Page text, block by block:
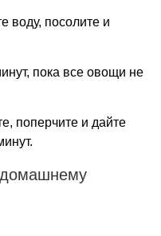
воду, посолите и
пока все овощи не
поперчите и дайте